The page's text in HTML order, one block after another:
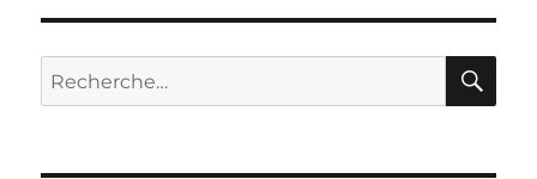
à
l’automne
Recherche
pour :